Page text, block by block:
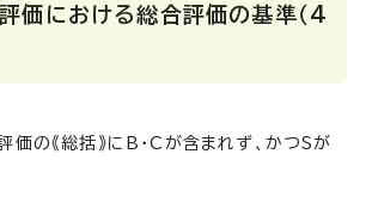
価における総合評価の基準（4
価の《総括》にB・Cが含まれず、かつSが